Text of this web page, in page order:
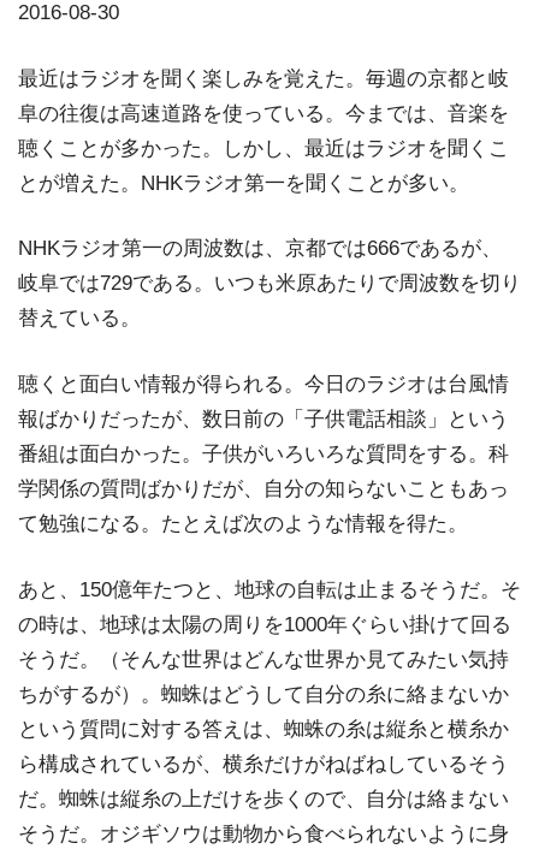
2016-08-30
最近はラジオを聞く楽しみを覚えた。毎週の京都と岐
阜の往復は高速道路を使っている。今までは、音楽を
聴くことが多かった。しかし、最近はラジオを聞くこ
とが増えた。NHKラジオ第一を聞くことが多い。
NHKラジオ第一の周波数は、京都では666であるが、
岐阜では729である。いつも米原あたりで周波数を切り
替えている。
聴くと面白い情報が得られる。今日のラジオは台風情
報ばかりだったが、数日前の「子供電話相談」という
番組は面白かった。子供がいろいろな質問をする。科
学関係の質問ばかりだが、自分の知らないこともあっ
て勉強になる。たとえば次のような情報を得た。
あと、150億年たつと、地球の自転は止まるそうだ。そ
の時は、地球は太陽の周りを1000年ぐらい掛けて回る
そうだ。（そんな世界はどんな世界か見てみたい気持
ちがするが）。蜘蛛はどうして自分の糸に絡まないか
という質問に対する答えは、蜘蛛の糸は縦糸と横糸か
ら構成されているが、横糸だけがねばねしているそう
だ。蜘蛛は縦糸の上だけを歩くので、自分は絡まない
そうだ。オジギソウは動物から食べられないように身